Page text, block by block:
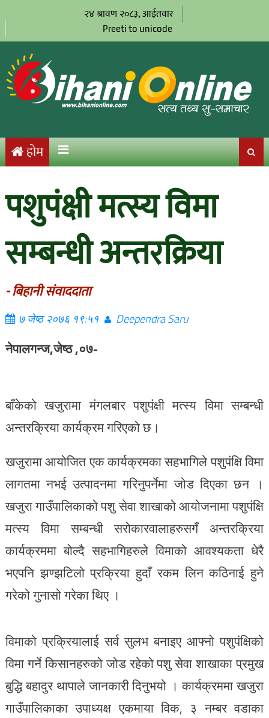
२४ श्रावण २०८३, आईतवार
Preeti to unicode
होम
पशुपंक्षी मत्स्य विमा
सम्बन्धी अन्तरक्रिया
- बिहानी संवाददाता
७ जेष्ठ २०७६ १९:५१ Deependra Saru
नेपालगन्ज,जेष्ठ ,०७-
बाँकेको खजुरामा मंगलबार पशुपंक्षी मत्स्य विमा सम्बन्धी
अन्तरक्रिया कार्यक्रम गरिएको छ।
खजुरामा आयोजित एक कार्यक्रमका सहभागिले पशुपंक्षि विमा
लागतमा नभई उत्पादनमा गरिनुपर्नेमा जोड दिएका छन ।
खजुरा गाउँपालिकाको पशु सेवा शाखाको आयोजनामा पशुपंक्षि
मत्स्य विमा सम्बन्धी सरोकारवालाहरुसगँ अन्तरक्रिया
कार्यक्रममा बोल्दै सहभागिहरुले विमाको आवश्यकता धेरै
भएपनि झण्झटिलो प्रक्रिया हुदाँ रकम लिन कठिनाई हुने
गरेको गुनासो गरेका थिए ।
विमाको प्रक्रियालाई सर्व सुलभ बनाइए आफ्नो पशुपंक्षिको
विमा गर्ने किसानहरुको जोड रहेको पशु सेवा शाखाका प्रमुख
बुद्धि बहादुर थापाले जानकारी दिनुभयो । कार्यक्रममा खजुरा
गाउँपालिकाका उपाध्यक्ष एकमाया विक, ३ नम्बर वडाका